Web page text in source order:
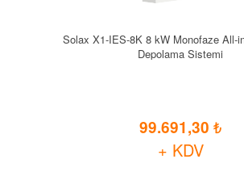
Solax X1-IES-8K 8 kW Monofaze All-
Depolama Sistemi
99.691,30
+ KDV